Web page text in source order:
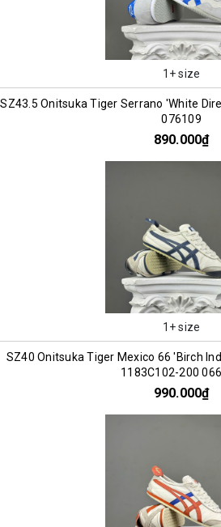
1+ size
SZ43.5 Onitsuka Tiger Serrano 'White
076109
890.000₫
1+ size
SZ40 Onitsuka Tiger Mexico 66 'Birch
1183C102-200
990.000₫